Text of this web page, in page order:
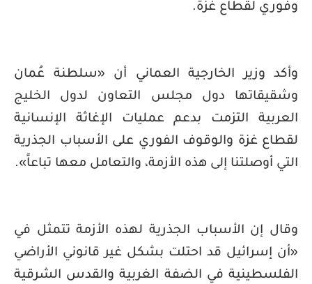
وفوري لقطاع غزة.
وأكد وزير الخارجية العماني أن «سلطنة عُمان
وشقيقاتها دول مجلس التعاون لدول الخليج
العربية التزمت بدعم عمليات الإغاثة الإنسانية
لقطاع غزة والوقوف الفوري على الأسباب الجذرية
التي أوصلتنا إلى هذه الأزمة، والتعامل معها تباعاً».
وقال إن الأسباب الجذرية لهذه الأزمة تتمثل في
«أن إسرائيل قد احتلت بشكل غير قانوني الأراضي
الفلسطينية في الضفة الغربية والقدس الشرقية